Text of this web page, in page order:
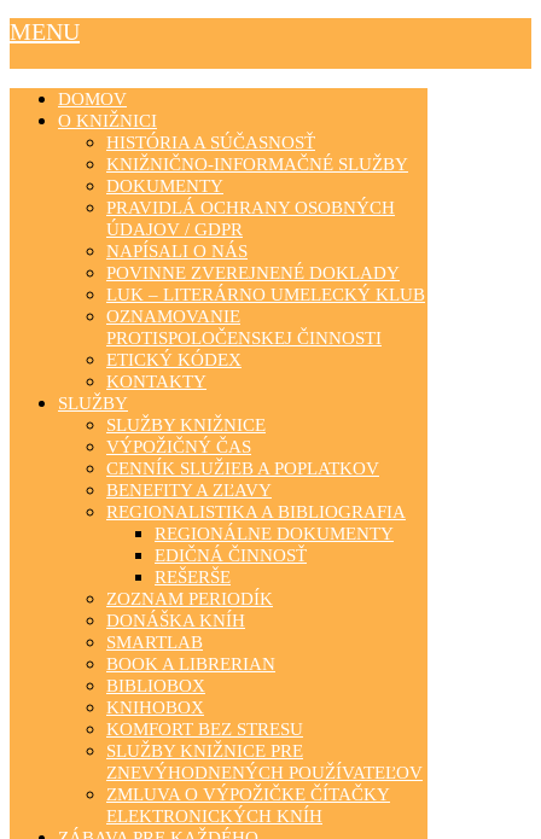
MENU
DOMOV
O KNIŽNICI
HISTÓRIA A SÚČASNOSŤ
KNIŽNIČNO-INFORMAČNÉ SLUŽBY
DOKUMENTY
PRAVIDLÁ OCHRANY OSOBNÝCH
ÚDAJOV / GDPR
NAPÍSALI O NÁS
POVINNE ZVEREJNENÉ DOKLADY
LUK – LITERÁRNO UMELECKÝ KLUB
OZNAMOVANIE
PROTISPOLOČENSKEJ ČINNOSTI
ETICKÝ KÓDEX
KONTAKTY
SLUŽBY
SLUŽBY KNIŽNICE
VÝPOŽIČNÝ ČAS
CENNÍK SLUŽIEB A POPLATKOV
BENEFITY A ZĽAVY
REGIONALISTIKA A BIBLIOGRAFIA
REGIONÁLNE DOKUMENTY
EDIČNÁ ČINNOSŤ
REŠERŠE
ZOZNAM PERIODÍK
DONÁŠKA KNÍH
SMARTLAB
BOOK A LIBRERIAN
BIBLIOBOX
KNIHOBOX
KOMFORT BEZ STRESU
SLUŽBY KNIŽNICE PRE
ZNEVÝHODNENÝCH POUŽÍVATEĽOV
ZMLUVA O VÝPOŽIČKE ČÍTAČKY
ELEKTRONICKÝCH KNÍH